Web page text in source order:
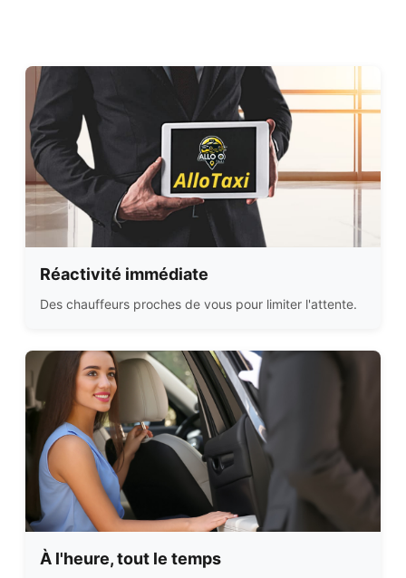
Réactivité immédiate
Des chauffeurs proches de vous pour limiter l'attente.
À l'heure, tout le temps